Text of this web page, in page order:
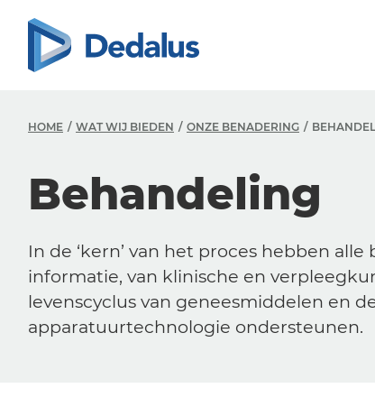
HOME WAT WIJ BIEDEN ONZE BENADERING
Behandeling
In de ‘kern’ van het proces hebben
informatie, van klinische en
levenscyclus van geneesmiddelen en
apparatuurtechnologie ondersteunen.